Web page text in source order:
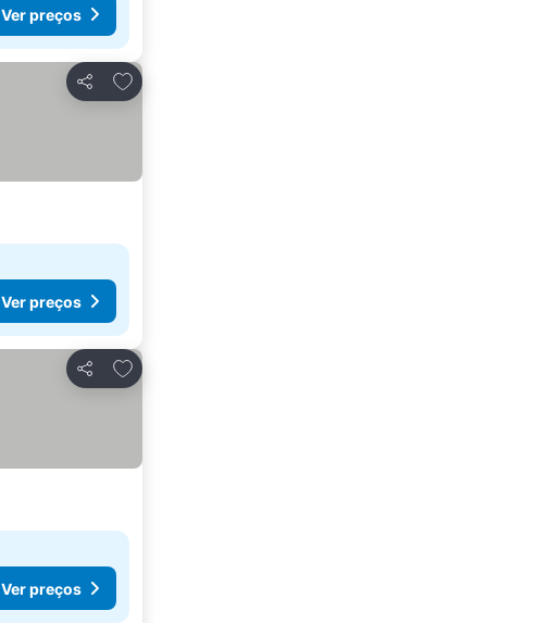
Ver preços
Partilhar
Adicionar aos favoritos
Ver preços
Partilhar
Adicionar aos favoritos
Ver preços